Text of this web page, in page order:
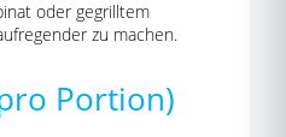
oder gegrilltem
zu machen.
Portion)